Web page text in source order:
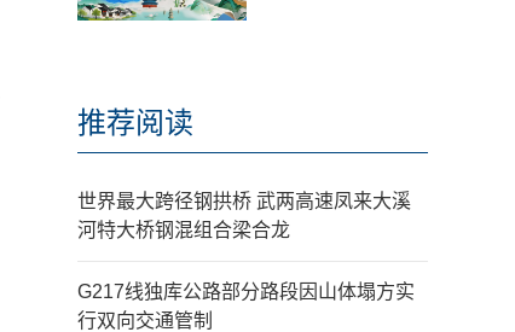
推荐阅读
世界最大跨径钢拱桥 武两高速凤来大溪
河特大桥钢混组合梁合龙
G217线独库公路部分路段因山体塌方实
行双向交通管制